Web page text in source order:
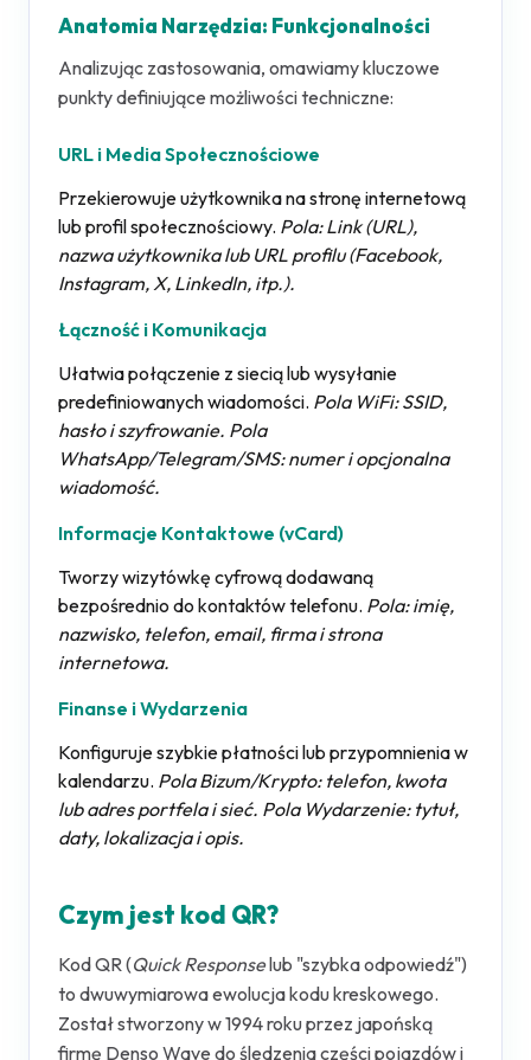
Anatomia Narzędzia: Funkcjonalności
Analizując zastosowania, omawiamy kluczowe
punkty definiujące możliwości techniczne:
URL i Media Społecznościowe
Przekierowuje użytkownika na stronę internetową
lub profil społecznościowy. Pola: Link (URL),
nazwa użytkownika lub URL profilu (Facebook,
Instagram, X, LinkedIn, itp.).
Łączność i Komunikacja
Ułatwia połączenie z siecią lub wysyłanie
predefiniowanych wiadomości. Pola WiFi: SSID,
hasło i szyfrowanie. Pola
WhatsApp/Telegram/SMS: numer i opcjonalna
wiadomość.
Informacje Kontaktowe (vCard)
Tworzy wizytówkę cyfrową dodawaną
bezpośrednio do kontaktów telefonu. Pola: imię,
nazwisko, telefon, email, firma i strona
internetowa.
Finanse i Wydarzenia
Konfiguruje szybkie płatności lub przypomnienia w
kalendarzu. Pola Bizum/Krypto: telefon, kwota
lub adres portfela i sieć. Pola Wydarzenie: tytuł,
daty, lokalizacja i opis.
Czym jest kod QR?
Kod QR (Quick Responselub "szybka odpowiedź")
to dwuwymiarowa ewolucja kodu kreskowego.
Został stworzony w 1994 roku przez japońską
firmę Denso Wave do śledzenia części pojazdów i